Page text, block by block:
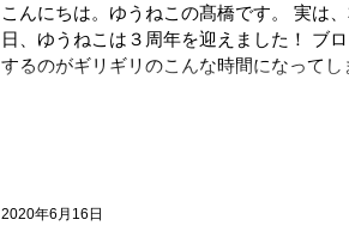
こんにちは。ゆうねこの髙橋です。 実は
日、ゆうねこは３周年を迎えました！ ブ
するのがギリギリのこんな時間になってし
2020年6月16日